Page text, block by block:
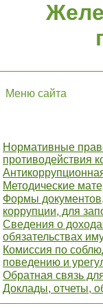
Меню сайта
Нормативные
противодействия
Методические
Формы
коррупции, для
Сведения о
обязательствах
Комиссия по
поведению и
Обратная связь
Доклады, отчеты,